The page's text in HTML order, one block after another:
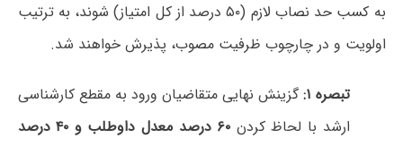
به کسب حد نصاب لازم (۵۰ درصد از کل امتیاز) شوند، به ترتیب
اولویت و در چارچوب ظرفیت مصوب، پذیرش خواهند شد.
تبصره ۱: گزینش نهایی متقاضیان ورود به مقطع کارشناسی
ارشد با لحاظ کردن
۶۰ درصد معدل داوطلب و ۴۰ درصد